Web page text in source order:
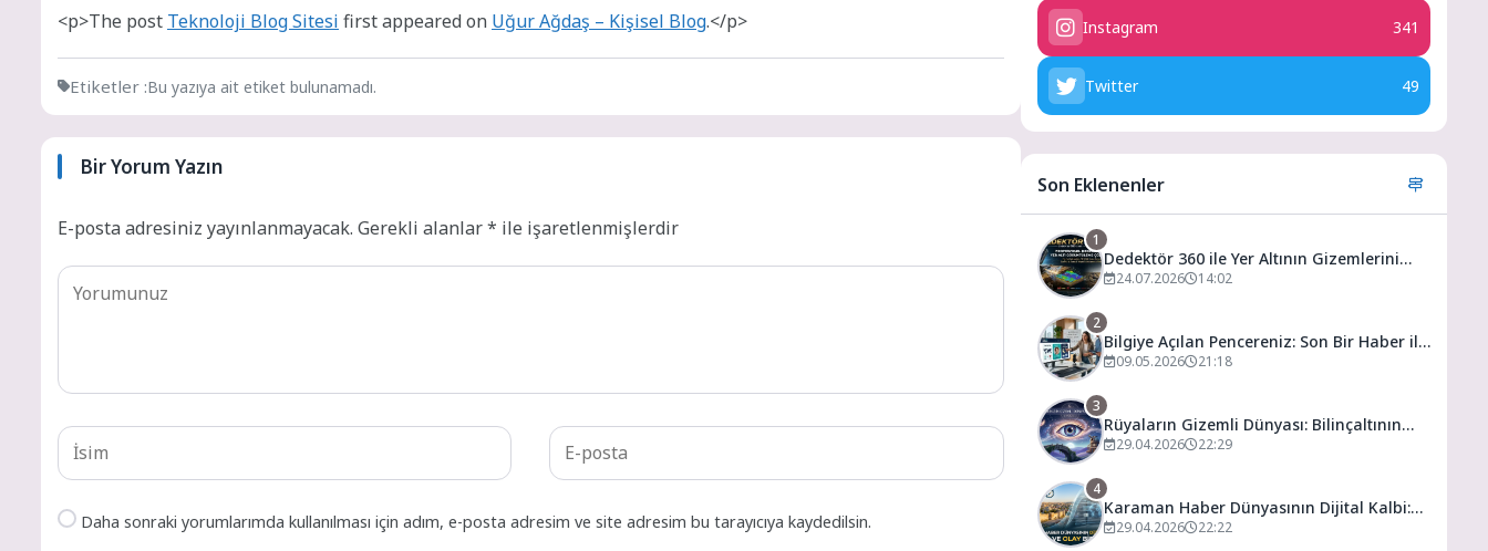
<p>The post Teknoloji Blog Sitesi first appeared on Uğur Ağdaş – Kişisel Blog.</p>
Etiketler :Bu yazıya ait etiket bulunamadı.
Bir Yorum Yazın
E-posta adresiniz yayınlanmayacak. Gerekli alanlar* ile işaretlenmişlerdir
Daha sonraki yorumlarımda kullanılması için adım, e-posta adresim ve site adresim bu tarayıcıya kaydedilsin.
Instagram 341
Twitter 49
Son Eklenenler
1
Dedektör 360 ile Yer Altının Gizemlerini
Keşfedin
24.07.2026 14:02
2
Bilgiye Açılan Pencereniz: Son Bir Haber ile
Tanıyın ve Keşfedin
09.05.2026 21:18
3
Rüyaların Gizemli Dünyası: Bilinçaltının
Kapısını Aralamak
29.04.2026 22:29
4
Karaman Haber Dünyasının Dijital Kalbi:
Gündem ve Olay
29.04.2026 22:22